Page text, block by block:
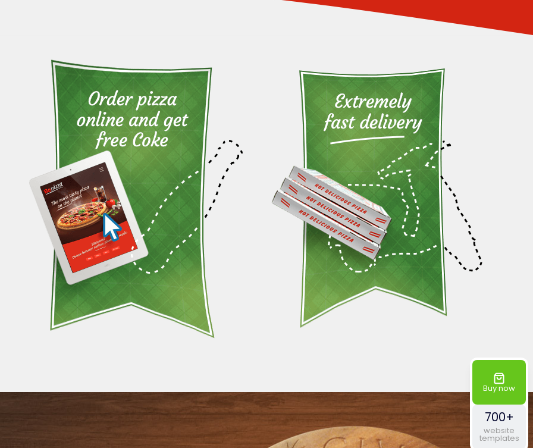
Buy now
700+
website
templates